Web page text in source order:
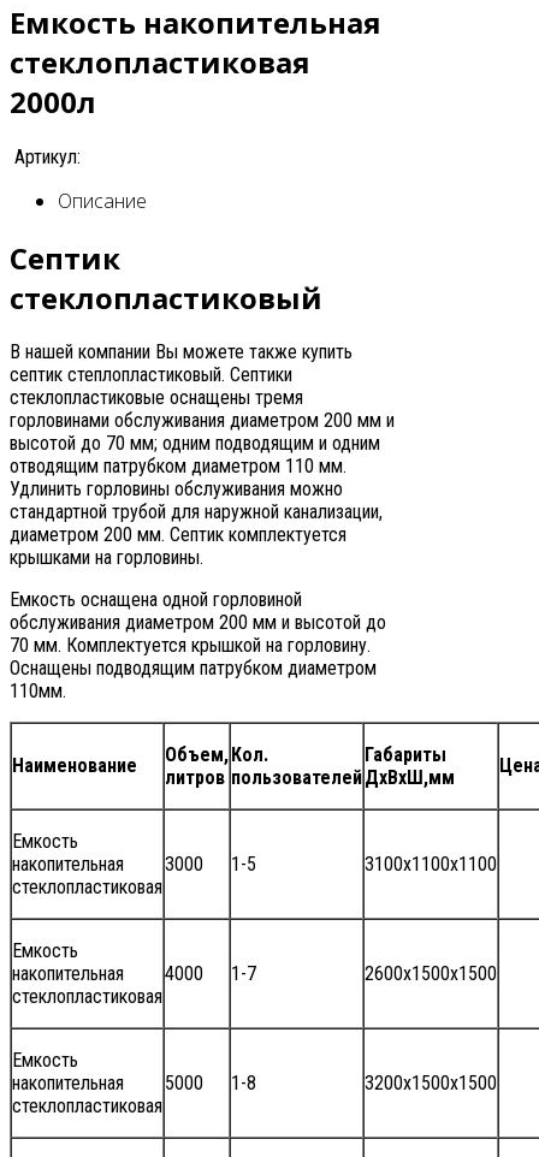
Емкость накопительная
стеклопластиковая
2000л
Артикул:
Описание
Септик
стеклопластиковый
В нашей компании Вы можете также купить
септик степлопластиковый. Септики
стеклопластиковые оснащены тремя
горловинами обслуживания диаметром 200 мм и
высотой до 70 мм; одним подводящим и одним
отводящим патрубком диаметром 110 мм.
Удлинить горловины обслуживания можно
стандартной трубой для наружной канализации,
диаметром 200 мм. Септик комплектуется
крышками на горловины.
Емкость оснащена одной горловиной
обслуживания диаметром 200 мм и высотой до
70 мм. Комплектуется крышкой на горловину.
Оснащены подводящим патрубком диаметром
110мм.
Наименование
Объем,
литров
Кол.
пользователей
Габариты
ДхВхШ,мм
Емкость
накопительная
стеклопластиковая
3000 1-5 3100х1100х1100
Емкость
накопительная
стеклопластиковая
4000 1-7 2600х1500х1500
Емкость
накопительная
стеклопластиковая
5000 1-8 3200х1500х1500